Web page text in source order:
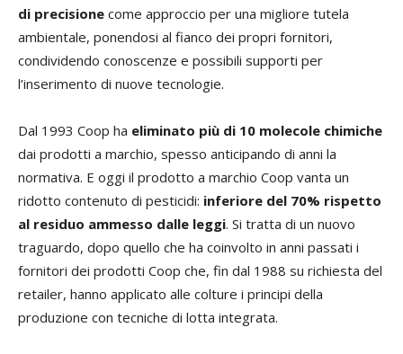
di precisione come approccio per una migliore tutela
ambientale, ponendosi al fianco dei propri fornitori,
condividendo conoscenze e possibili supporti per
l’inserimento di nuove tecnologie.
Dal 1993 Coop ha eliminato più di 10 molecole chimiche
dai prodotti a marchio, spesso anticipando di anni la
normativa. E oggi il prodotto a marchio Coop vanta un
ridotto contenuto di pesticidi: inferiore del 70% rispetto
al residuo ammesso dalle leggi. Si tratta di un nuovo
traguardo, dopo quello che ha coinvolto in anni passati i
fornitori dei prodotti Coop che, fin dal 1988 su richiesta del
retailer, hanno applicato alle colture i principi della
produzione con tecniche di lotta integrata.